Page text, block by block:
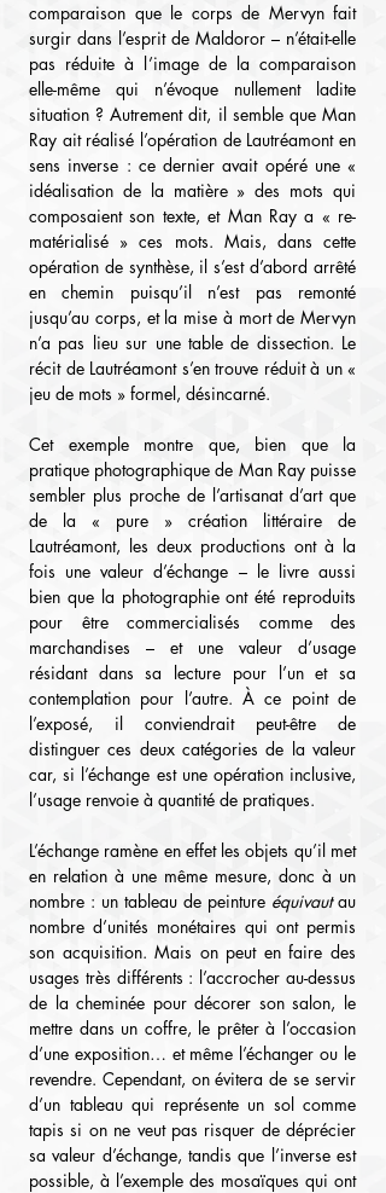
comparaison que le corps de Mervyn fait
surgir dans l’esprit de Maldoror – n’était-elle
pas réduite à l’image de la comparaison
elle-même qui n’évoque nullement ladite
situation ? Autrement dit, il semble que Man
Ray ait réalisé l’opération de Lautréamont en
sens inverse : ce dernier avait opéré une «
idéalisation de la matière » des mots qui
composaient son texte, et Man Ray a « re-
matérialisé » ces mots. Mais, dans cette
opération de synthèse, il s’est d’abord arrêté
en chemin puisqu’il n’est pas remonté
jusqu’au corps, et la mise à mort de Mervyn
n’a pas lieu sur une table de dissection. Le
récit de Lautréamont s’en trouve réduit à un «
jeu de mots » formel, désincarné.
Cet exemple montre que, bien que la
pratique photographique de Man Ray puisse
sembler plus proche de l’artisanat d’art que
de la « pure » création littéraire de
Lautréamont, les deux productions ont à la
fois une valeur d’échange – le livre aussi
bien que la photographie ont été reproduits
pour être commercialisés comme des
marchandises – et une valeur d’usage
résidant dans sa lecture pour l’un et sa
contemplation pour l’autre. À ce point de
l’exposé, il conviendrait peut-être de
distinguer ces deux catégories de la valeur
car, si l’échange est une opération inclusive,
l’usage renvoie à quantité de pratiques.
L’échange ramène en effet les objets qu’il met
en relation à une même mesure, donc à un
nombre : un tableau de peinture équivaut au
nombre d’unités monétaires qui ont permis
son acquisition. Mais on peut en faire des
usages très différents : l’accrocher au-dessus
de la cheminée pour décorer son salon, le
mettre dans un coffre, le prêter à l’occasion
d’une exposition… et même l’échanger ou le
revendre. Cependant, on évitera de se servir
d’un tableau qui représente un sol comme
tapis si on ne veut pas risquer de déprécier
sa valeur d’échange, tandis que l’inverse est
possible, à l’exemple des mosaïques qui ont